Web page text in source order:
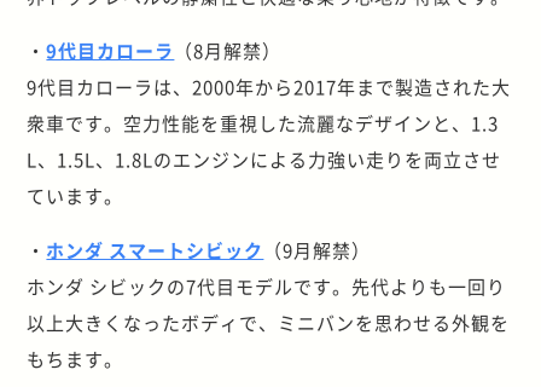
・9代目カローラ （8月解禁）
9代目カローラは、2000年から2017年まで製造された大
衆車です。空力性能を重視した流麗なデザインと、1.3
L、1.5L、1.8Lのエンジンによる力強い走りを両立させ
ています。
・ ホンダ スマートシビック （9月解禁）
ホンダ シビックの7代目モデルです。先代よりも一回り
以上大きくなったボディで、ミニバンを思わせる外観を
もちます。